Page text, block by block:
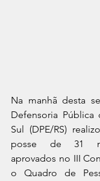
Na manhã desta
Defensoria
Sul (DPE/RS)
posse de 31
aprovados no III
o Quadro de